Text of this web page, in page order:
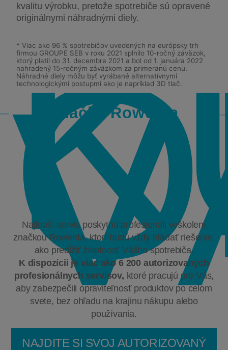
kvalitu výrobku, pretože spotrebiče sú opravené
originálnymi náhradnými diely.
* Viac ako 96 % spotrebičov uvedených na európsky trh
firmou GROUPE SEB v roku 2021 splnilo 10-ročný záväzok,
ktorý platil do 31. decembra 2021 a bol od 1. januára 2022
nahradený 15-ročným záväzkom za primeranú cenu.
Náhradné diely môžu byť vyrábané alternatívnymi
technologickými postupmi ako je napríklad 3D tlač.
Značka Rowenta
Najlepší servis poskytnú profesionáli vyškolení
značkou Rowenta, ktorí budú vždy hľadať riešenie,
ako predĺžiť životnosť Vášho spotrebiča.
K dispozícii je viac ako 6 200 autorizovaných
profesionálnych servisov, ktoré pracujú pre Vás,
aby zabezpečili opraviteľnosť produktov po celom
svete, bez ohľadu na krajinu nákupu alebo
používania.
NAJDITE SI SVOJ AUTORIZOVANÝ